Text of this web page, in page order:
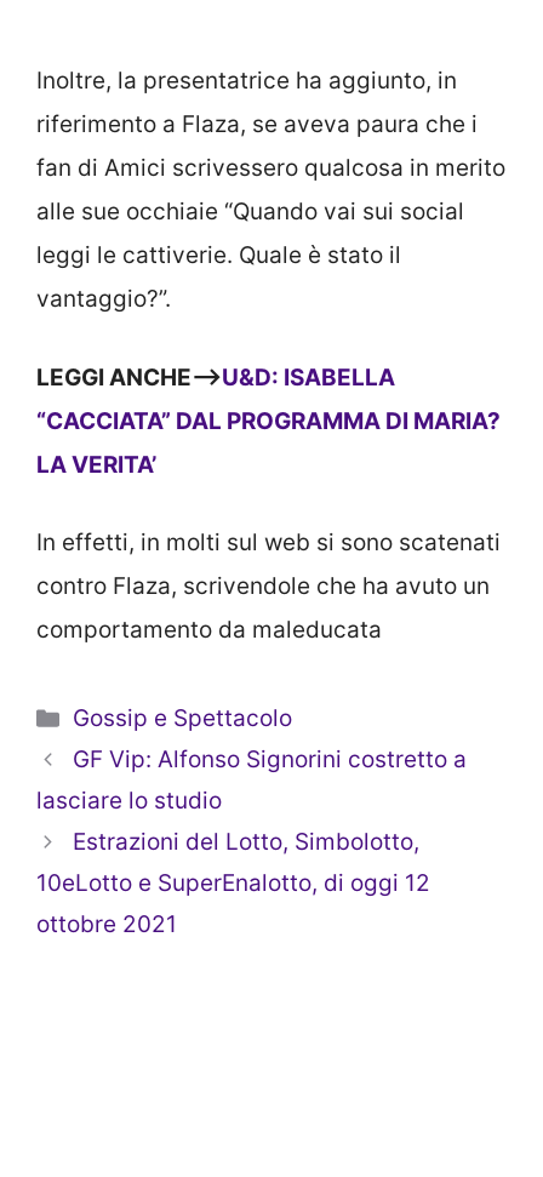
Inoltre, la presentatrice ha aggiunto, in
riferimento a Flaza, se aveva paura che i
fan di Amici scrivessero qualcosa in merito
alle sue occhiaie “Quando vai sui social
leggi le cattiverie. Quale è stato il
vantaggio?”.
LEGGI ANCHE—>U&D: ISABELLA
“CACCIATA” DAL PROGRAMMA DI MARIA?
LA VERITA’
In effetti, in molti sul web si sono scatenati
contro Flaza, scrivendole che ha avuto un
comportamento da maleducata
Categorie
Gossip e Spettacolo
GF Vip: Alfonso Signorini costretto a
lasciare lo studio
Estrazioni del Lotto, Simbolotto,
10eLotto e SuperEnalotto, di oggi 12
ottobre 2021